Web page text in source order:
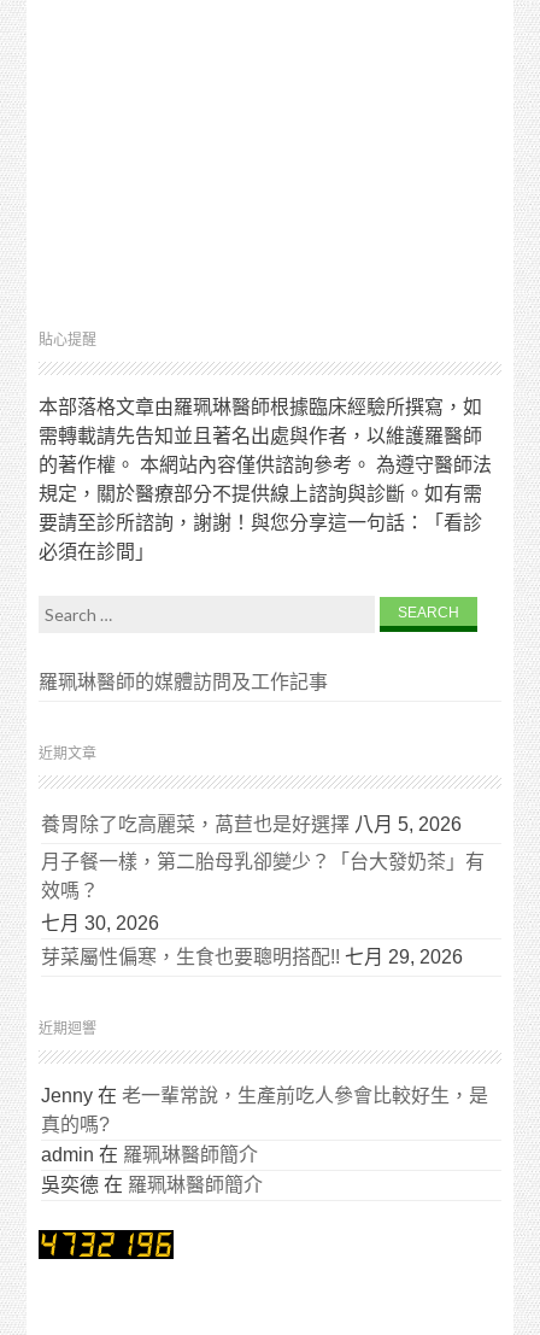
貼心提醒
本部落格文章由羅珮琳醫師根據臨床經驗所撰寫，如
需轉載請先告知並且著名出處與作者，以維護羅醫師
的著作權。 本網站內容僅供諮詢參考。 為遵守醫師法
規定，關於醫療部分不提供線上諮詢與診斷。如有需
要請至診所諮詢，謝謝！與您分享這一句話：「看診
必須在診間」
Search for:
羅珮琳醫師的媒體訪問及工作記事
近期文章
養胃除了吃高麗菜，萵苣也是好選擇 八月 5, 2026
月子餐一樣，第二胎母乳卻變少？「台大發奶茶」有
效嗎？
七月 30, 2026
芽菜屬性偏寒，生食也要聰明搭配!! 七月 29, 2026
近期迴響
Jenny 在老一輩常說，生產前吃人參會比較好生，是
真的嗎?
admin 在 羅珮琳醫師簡介
吳奕德 在 羅珮琳醫師簡介